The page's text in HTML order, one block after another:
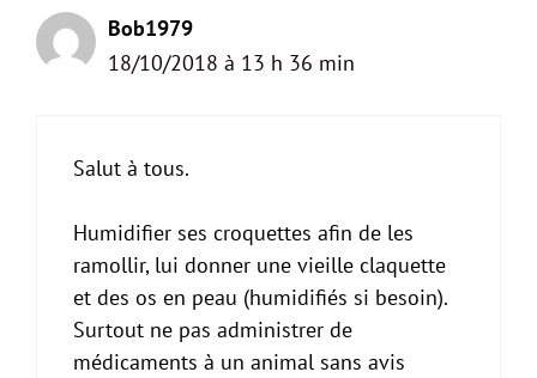
Bob1979
18/10/2018 à 13 h 36 min
Salut à tous.
Humidifier ses croquettes afin de les
ramollir, lui donner une vieille claquette
et des os en peau (humidifiés si besoin).
Surtout ne pas administrer de
médicaments à un animal sans avis